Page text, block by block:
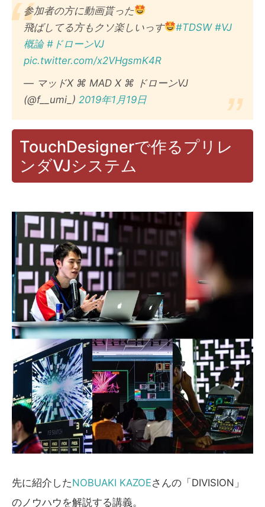
参加者の方に動画貰った
飛ばしてる方もクソ楽しいっす
#TDSW #VJ
概論 #ドローンVJ
pic.twitter.com/x2VHgsmK4R
— マッドX ⌘ MAD X ⌘ ドローンVJ
(@f__umi_) 2019年1月19日
TouchDesignerで作るプリレ
ンダVJシステム
先に紹介したNOBUAKI KAZOEさんの「DIVISION」
のノウハウを解説する講義。